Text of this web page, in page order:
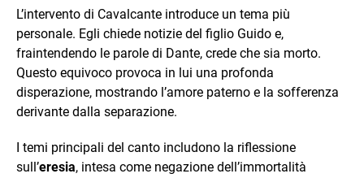
L’intervento di Cavalcante introduce un tema più
personale. Egli chiede notizie del figlio Guido e,
fraintendendo le parole di Dante, crede che sia morto.
Questo equivoco provoca in lui una profonda
disperazione, mostrando l’amore paterno e la sofferenza
derivante dalla separazione.​
I temi principali del canto includono la riflessione
sull’eresia, intesa come negazione dell’immortalità